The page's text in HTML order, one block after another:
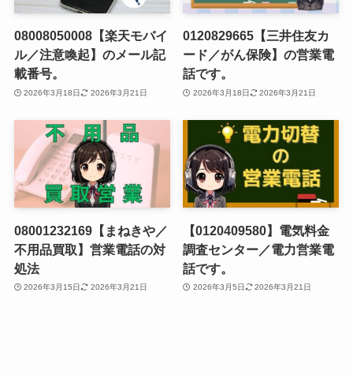
08008050008【楽天モバイ
ル／注意喚起】のメール記
載番号。
2026年3月18日 2026年3月21日
0120829665【三井住友カ
ード／がん保険】の営業電
話です。
2026年3月18日 2026年3月21日
08001232169【まねきや／
不用品買取】営業電話の対
処法
2026年3月15日 2026年3月21日
【0120409580】電気料金
調査センター／電力営業電
話です。
2026年3月5日 2026年3月21日